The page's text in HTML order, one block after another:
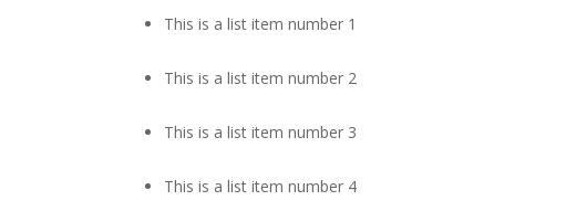
This is a list item number 1
This is a list item number 2
This is a list item number 3
This is a list item number 4